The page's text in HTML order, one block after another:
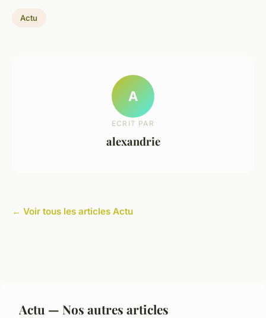
Actu
A
ECRIT PAR
alexandrie
← Voir tous les articles Actu
Actu — Nos autres articles